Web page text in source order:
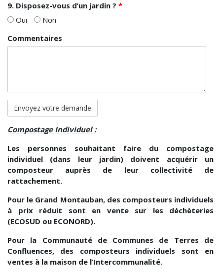
9. Disposez-vous d’un jardin ? *
Oui
Non
Commentaires
Compostage Individuel :
Les personnes souhaitant faire du compostage
individuel (dans leur jardin) doivent acquérir un
composteur auprès de leur collectivité de
rattachement.
Pour le Grand Montauban, des composteurs individuels
à prix réduit sont en vente sur les déchèteries
(ECOSUD ou ECONORD).
Pour la Communauté de Communes de Terres de
Confluences, des composteurs individuels sont en
ventes à la maison de l’Intercommunalité.